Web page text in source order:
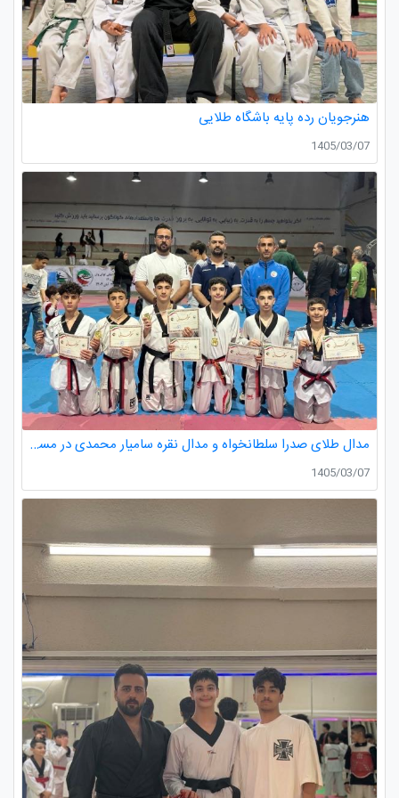
هنرجویان رده پایه باشگاه طلایی
1405/03/07
مدال طلای صدرا سلطانخواه و مدال نقره سامیار محمدی در مسابقات قهرمانی نونهالان استان گیلان
1405/03/07